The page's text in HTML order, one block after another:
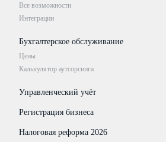
Все возможности
Интеграции
Бухгалтерское обслуживание
Цены
Калькулятор аутсорсинга
Управленческий учёт
Регистрация бизнеса
Налоговая реформа 2026